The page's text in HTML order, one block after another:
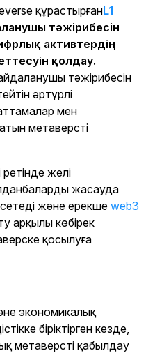
құрастырғанL1
тәжірибесін
активтердің
қолдау.
тәжірибесін
әртүрлі
мен
метаверсті
ретінде желі
жасауда
және ерекше web3
арқылы көбірек
қосылуға
экономикалық
біріктірген кезде,
метаверсті қабылдау